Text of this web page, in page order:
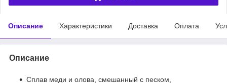
Описание Характеристики Доставка Оплата
Описание
Сплав меди и олова, смешанный с песком,